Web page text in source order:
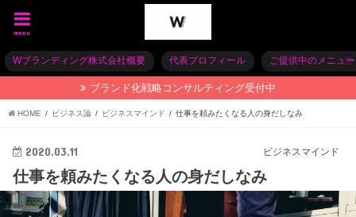
menu
Wブランディング株式会社概要 代表プロフィール ご提供中のメニュー
ブランド化戦略コンサルティング受付中
HOME ビジネス論 ビジネスマインド 仕事を頼みたくなる人の身だしなみ
ビジネスマインド
2020.03.11
仕事を頼みたくなる人の身だしなみ